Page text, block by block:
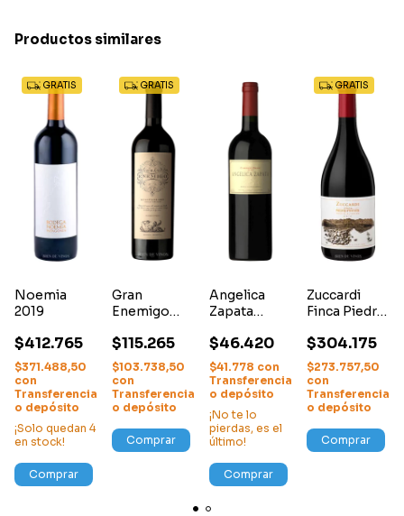
Productos similares
GRATIS
Noemia
2019
$412.765
$371.488,50
con
Transferencia
o depósito
¡Solo quedan 4
en stock!
Comprar
GRATIS
Gran
Enemigo
Cab. Franc
2018
$115.265
$103.738,50
con
Transferencia
o depósito
Comprar
Angelica
Zapata
Franc Alta
2019
$46.420
$41.778 con
Transferencia
o depósito
¡No te lo
pierdas, es el
último!
Comprar
GRATIS
Zuccardi
Finca Piedra
$304.175
$273.757,50
con
Transferencia
o depósito
Comprar